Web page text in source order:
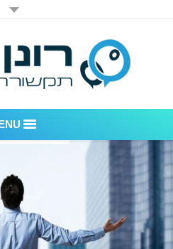
דוגמאות לעבודות